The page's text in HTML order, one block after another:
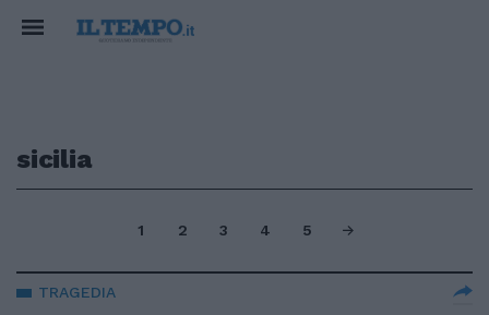
sicilia
1 2 3 4 5
TRAGEDIA